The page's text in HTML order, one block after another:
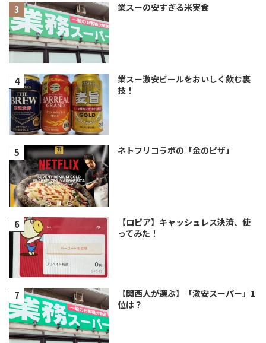
業スーの安すぎる米実食
業スー激安ビールをおいしく飲む裏
技！
ネトフリコラボの「金のピザ」
【ロピア】キャッシュレス決済、使
ってみた！
【関西人が選ぶ】「激安スーパー」1
位は？